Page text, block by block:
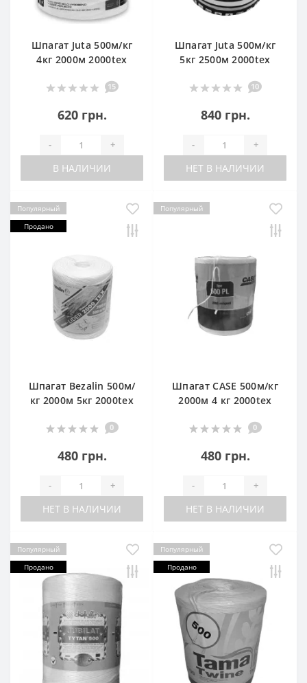
Шпагат Juta 500м/кг
4кг 2000м 2000tex
15
620 грн.
- +
В НАЛИЧИИ
Шпагат Juta 500м/кг
5кг 2500м 2000tex
10
840 грн.
- +
НЕТ В НАЛИЧИИ
Популярный
Продано
Шпагат Bezalin 500м/
кг 2000м 5кг 2000tex
0
480 грн.
- +
НЕТ В НАЛИЧИИ
Популярный
Шпагат CASE 500м/кг
2000м 4 кг 2000tex
0
480 грн.
- +
НЕТ В НАЛИЧИИ
Популярный
Продано
Популярный
Продано